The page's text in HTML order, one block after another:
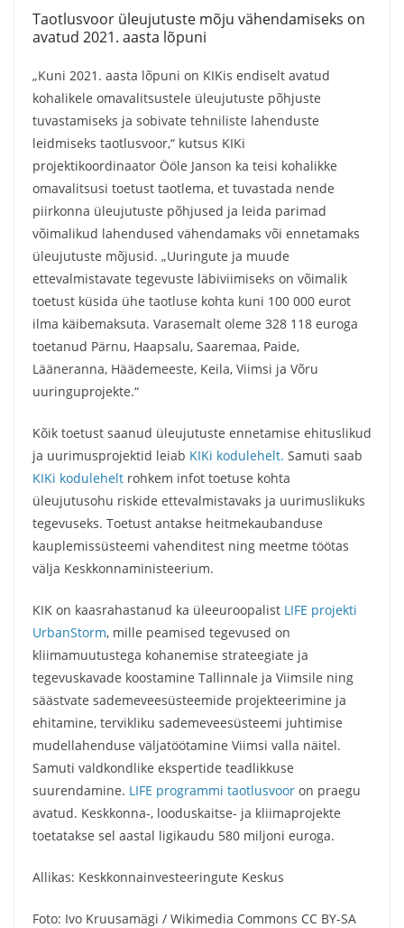
Taotlusvoor üleujutuste mõju vähendamiseks on
avatud 2021. aasta lõpuni
„Kuni 2021. aasta lõpuni on KIKis endiselt avatud
kohalikele omavalitsustele üleujutuste põhjuste
tuvastamiseks ja sobivate tehniliste lahenduste
leidmiseks taotlusvoor,“ kutsus KIKi
projektikoordinaator Ööle Janson ka teisi kohalikke
omavalitsusi toetust taotlema, et tuvastada nende
piirkonna üleujutuste põhjused ja leida parimad
võimalikud lahendused vähendamaks või ennetamaks
üleujutuste mõjusid. „Uuringute ja muude
ettevalmistavate tegevuste läbiviimiseks on võimalik
toetust küsida ühe taotluse kohta kuni 100 000 eurot
ilma käibemaksuta. Varasemalt oleme 328 118 euroga
toetanud Pärnu, Haapsalu, Saaremaa, Paide,
Lääneranna, Häädemeeste, Keila, Viimsi ja Võru
uuringuprojekte.“
Kõik toetust saanud üleujutuste ennetamise ehituslikud
ja uurimusprojektid leiab KIKi kodulehelt. Samuti saab
KIKi kodulehelt rohkem infot toetuse kohta
üleujutusohu riskide ettevalmistavaks ja uurimuslikuks
tegevuseks. Toetust antakse heitmekaubanduse
kauplemissüsteemi vahenditest ning meetme töötas
välja Keskkonnaministeerium.
KIK on kaasrahastanud ka üleeuroopalist LIFE projekti
UrbanStorm, mille peamised tegevused on
kliimamuutustega kohanemise strateegiate ja
tegevuskavade koostamine Tallinnale ja Viimsile ning
säästvate sademeveesüsteemide projekteerimine ja
ehitamine, tervikliku sademeveesüsteemi juhtimise
mudellahenduse väljatöötamine Viimsi valla näitel.
Samuti valdkondlike ekspertide teadlikkuse
suurendamine. LIFE programmi taotlusvoor on praegu
avatud. Keskkonna-, looduskaitse- ja kliimaprojekte
toetatakse sel aastal ligikaudu 580 miljoni euroga.
Allikas: Keskkonnainvesteeringute Keskus
Foto: Ivo Kruusamägi / Wikimedia Commons CC BY-SA